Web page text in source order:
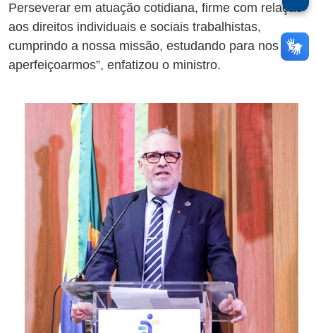
Perseverar em atuação cotidiana, firme com relação
aos direitos individuais e sociais trabalhistas,
cumprindo a nossa missão, estudando para nos
aperfeiçoarmos”, enfatizou o ministro.